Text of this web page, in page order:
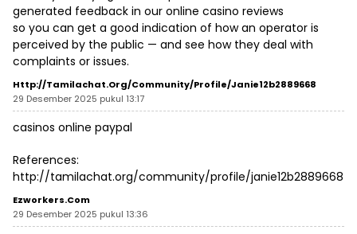
generated feedback in our online casino reviews
so you can get a good indication of how an operator is
perceived by the public — and see how they deal with
complaints or issues.
Http://tamilachat.org/community/profile/janie12b2889668
29 Desember 2025 pukul 13:17
casinos online paypal
References:
http://tamilachat.org/community/profile/janie12b2889668
Ezworkers.com
29 Desember 2025 pukul 13:36